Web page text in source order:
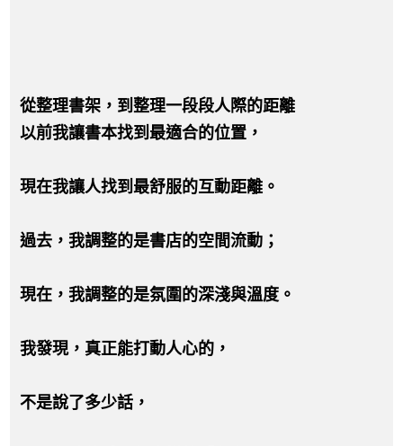
從整理書架，到整理一段段人際的距離
以前我讓書本找到最適合的位置，
現在我讓人找到最舒服的互動距離。
過去，我調整的是書店的空間流動；
現在，我調整的是氛圍的深淺與溫度。
我發現，真正能打動人心的，
不是說了多少話，